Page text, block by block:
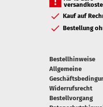
Kauf auf
Bestellung
Bestellhinweise
Allgemeine
Widerrufsrecht
Bestellvorgang